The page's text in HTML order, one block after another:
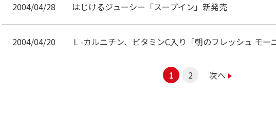
2004/04/28 はじけるジューシー「スープイン」新発売
2004/04/20 Ｌ-カルニチン、ビタミンC入り「朝のフレッシュ モ
1 2 次へ